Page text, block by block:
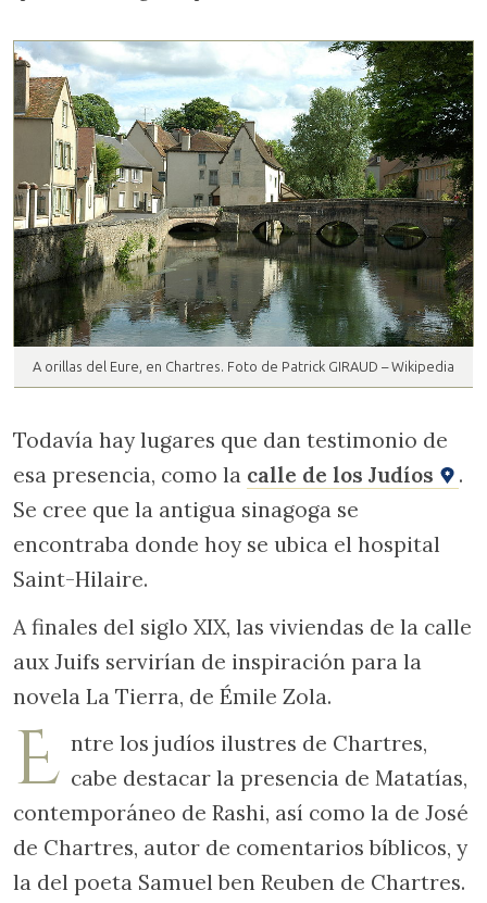
A orillas del Eure, en Chartres. Foto de Patrick GIRAUD – Wikipedia
Todavía hay lugares que dan testimonio de
esa presencia, como la calle de los Judíos
.
Se cree que la antigua sinagoga se
encontraba donde hoy se ubica el hospital
Saint-Hilaire.
A finales del siglo XIX, las viviendas de la calle
aux Juifs servirían de inspiración para la
novela La Tierra, de Émile Zola.
E ntre los judíos ilustres de Chartres,
cabe destacar la presencia de Matatías,
contemporáneo de Rashi, así como la de José
de Chartres, autor de comentarios bíblicos, y
la del poeta Samuel ben Reuben de Chartres.